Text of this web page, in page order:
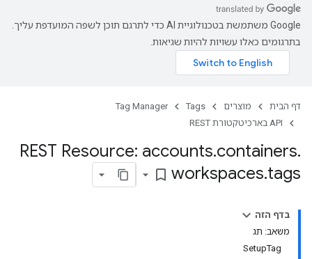
‫Google משתמשת בטכנולוגיית AI כדי לתרגם תוכן לשפה המועדפת עליך.
בתרגומים כאלו עשויות להיות שגיאות.
דף הבית מוצרים Tags
Tag Manager
‫API בארכיטקטורת REST
REST Resource: accounts.containers.
workspaces.tags
bookmark_border
בדף הזה
משאב: תג
SetupTag